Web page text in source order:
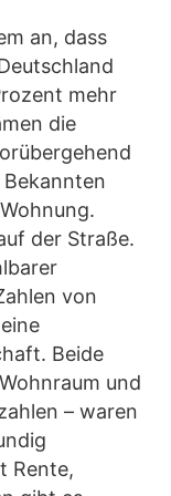
an, dass
mehr
die
der Straße.
von
Beide
und
– waren
Rente,